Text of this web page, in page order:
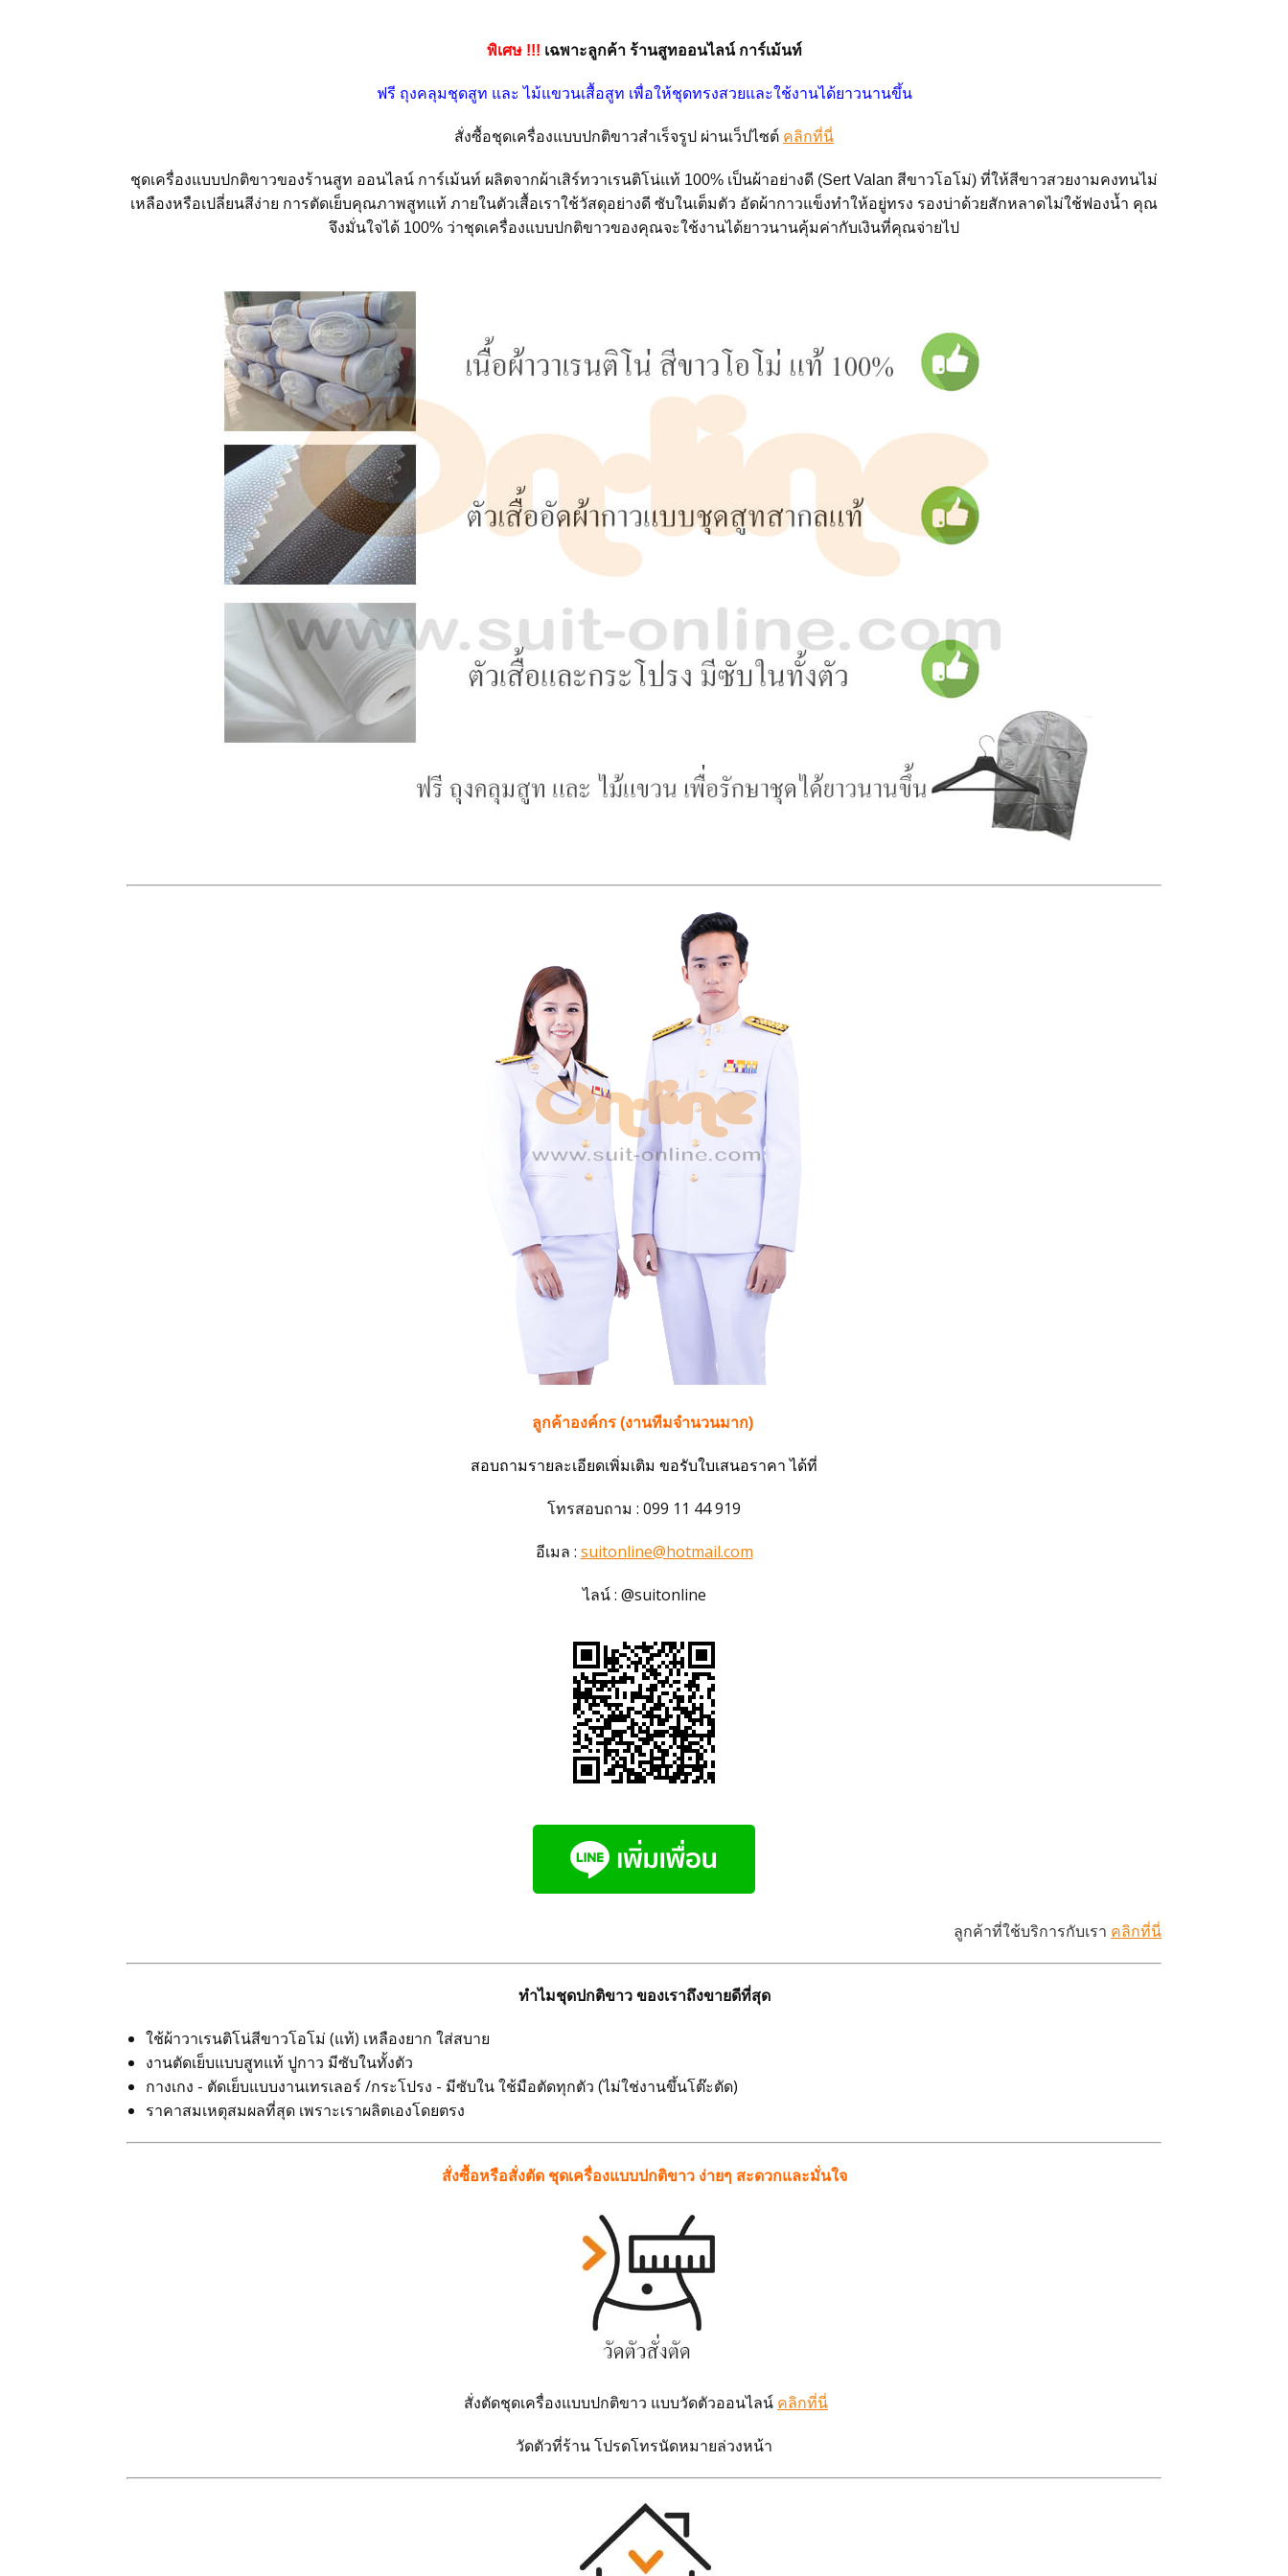
พิเศษ !!! เฉพาะลูกค้า ร้านสูทออนไลน์ การ์เม้นท์
ฟรี ถุงคลุมชุดสูท และ ไม้แขวนเสื้อสูท เพื่อให้ชุดทรงสวยและใช้งานได้ยาวนานขึ้น
สั่งซื้อชุดเครื่องแบบปกติขาวสำเร็จรูป ผ่านเว็ปไซต์ คลิกที่นี่
ชุดเครื่องแบบปกติขาวของร้านสูท ออนไลน์ การ์เม้นท์ ผลิตจากผ้าเสิร์ทวาเรนติโน่แท้ 100% เป็นผ้าอย่างดี (Sert Valan สีขาวโอโม่) ที่ให้สีขาวสวยงามคงทนไม่
เหลืองหรือเปลี่ยนสีง่าย การตัดเย็บคุณภาพสูทแท้ ภายในตัวเสื้อเราใช้วัสดุอย่างดี ซับในเต็มตัว อัดผ้ากาวแข็งทำให้อยู่ทรง รองบ่าด้วยสักหลาดไม่ใช้ฟองน้ำ คุณ
จึงมั่นใจได้ 100% ว่าชุดเครื่องแบบปกติขาวของคุณจะใช้งานได้ยาวนานคุ้มค่ากับเงินที่คุณจ่ายไป
ลูกค้าองค์กร (งานทีมจำนวนมาก)
สอบถามรายละเอียดเพิ่มเติม ขอรับใบเสนอราคา ได้ที่
โทรสอบถาม : 099 11 44 919
อีเมล : suitonline@hotmail.com
ไลน์ : @suitonline
ลูกค้าที่ใช้บริการกับเรา คลิกที่นี่
ทำไมชุดปกติขาว ของเราถึงขายดีที่สุด
ใช้ผ้าวาเรนติโน่สีขาวโอโม่ (แท้) เหลืองยาก ใส่สบาย
งานตัดเย็บแบบสูทแท้ ปูกาว มีซับในทั้งตัว
กางเกง - ตัดเย็บแบบงานเทรเลอร์ /กระโปรง - มีซับใน ใช้มือตัดทุกตัว (ไม่ใช่งานขึ้นโต๊ะตัด)
ราคาสมเหตุสมผลที่สุด เพราะเราผลิตเองโดยตรง
สั่งซื้อหรือสั่งตัด ชุดเครื่องแบบปกติขาว ง่ายๆ สะดวกและมั่นใจ
สั่งตัดชุดเครื่องแบบปกติขาว แบบวัดตัวออนไลน์ คลิกที่นี่
วัดตัวที่ร้าน โปรดโทรนัดหมายล่วงหน้า